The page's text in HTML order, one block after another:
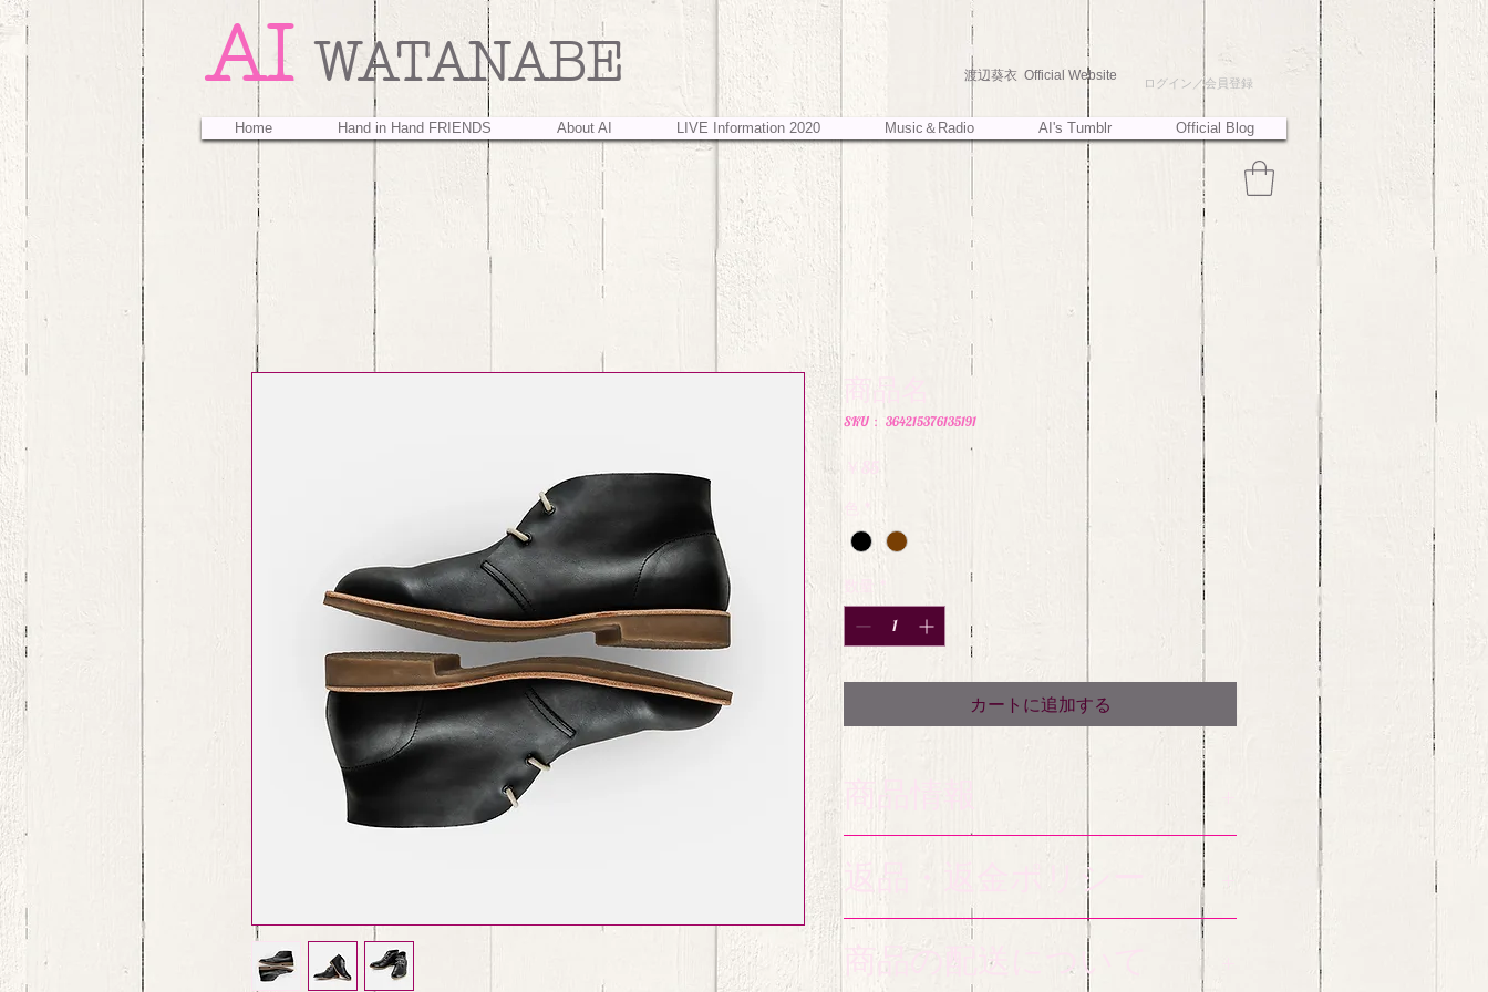
AI WATANABE 渡辺葵衣 Official Website ログイン／会員登録
Home Hand in Hand FRIENDS About AI LIVE Information 2020 Music＆Radio AI's Tumblr Official Blog
SKU： 364215376135191
価
カートに追加する
商品情報
商品の詳細を入力してください。サイズ、素材、取扱説
明に加え、商品の特徴やおすすめのポイントなどを説明
しましょう。
返品・返金ポリシー
返品・返金規約を入力してください。商品にご満足いた
だけなかった場合の返品・返金ポリシーと手順を説明し
ましょう。規約の内容を明確にすることで、お客様の信
商品の配送について